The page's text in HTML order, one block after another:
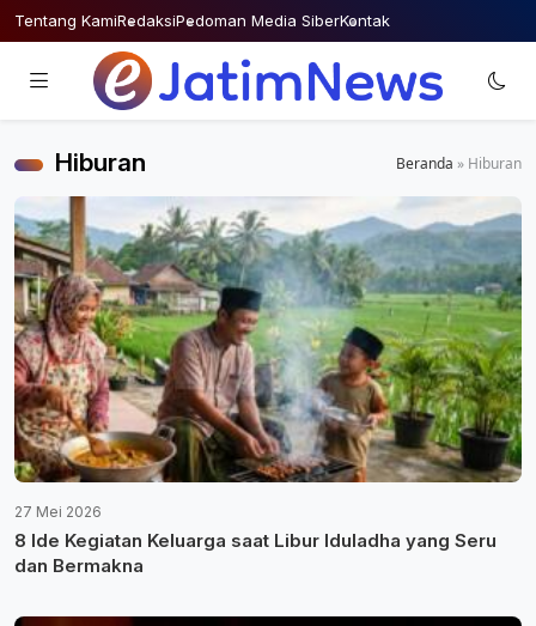
Skip
to
Tentang KamiRedaksiPedoman Media SiberKontak
Hiburan Beranda » Hiburan
27 Mei 2026
8 Ide Kegiatan Keluarga saat Libur Iduladha yang Seru
dan Bermakna